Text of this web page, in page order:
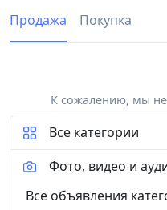
Продажа Покупка
К сожалению, мы не
Все категории
Фото, видео и
Все объявления